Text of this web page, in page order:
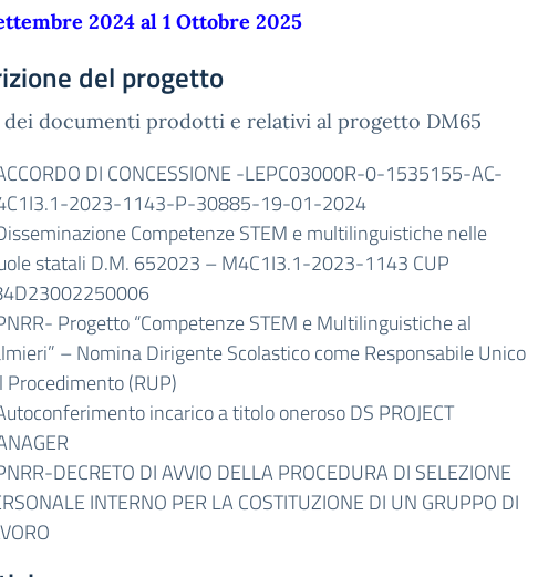
2024 al 1 Ottobre 2025
del progetto
dei documenti prodotti e relativi al progetto DM65
DI CONCESSIONE -LEPC03000R-0-1535155-AC-
2023-1143-P-30885-19-01-2024
Competenze STEM e multilinguistiche nelle
statali D.M. 652023 – M4C1I3.1-2023-1143 CUP
Progetto “Competenze STEM e Multilinguistiche al
– Nomina Dirigente Scolastico come Responsabile Unico
Procedimento (RUP)
incarico a titolo oneroso DS PROJECT
DECRETO DI AVVIO DELLA PROCEDURA DI SELEZIONE
INTERNO PER LA COSTITUZIONE DI UN GRUPPO DI